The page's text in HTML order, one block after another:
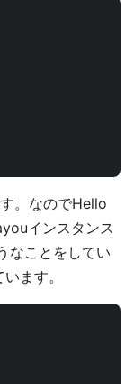
。なのでHello
インスタンス
なことをしてい
ます。